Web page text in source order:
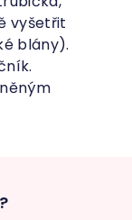
vyšetřit
blány).